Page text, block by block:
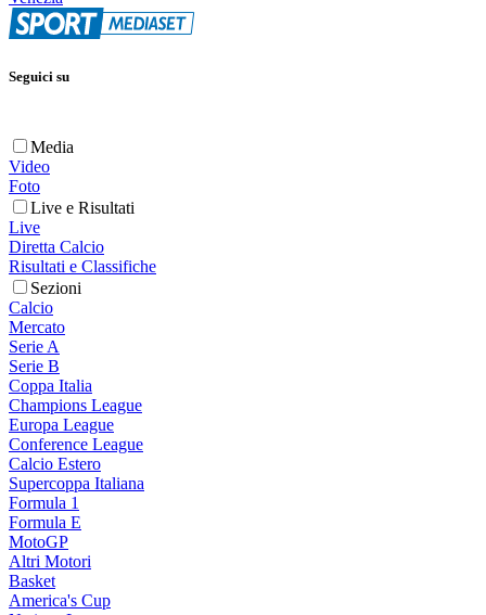
Seguici su
Media
Video
Foto
Live e Risultati
Live
Diretta Calcio
Risultati e Classifiche
Sezioni
Calcio
Mercato
Serie A
Serie B
Coppa Italia
Champions League
Europa League
Conference League
Calcio Estero
Supercoppa Italiana
Formula 1
Formula E
MotoGP
Altri Motori
Basket
America's Cup